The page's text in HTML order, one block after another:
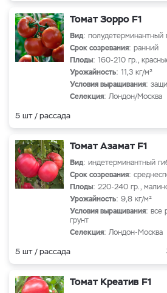
Томат Зорро F1
Вид: полудетерминантный
Срок созревания: ранний
Плоды: 160-210 гр.,
Урожайность: 11,3 кг/м²
Условия выращивания:
Селекция: Лондон/Москва
5 шт / рассада
Томат Азамат F1
Вид: индетерминантный
Срок созревания:
Плоды: 220-240 гр.,
Урожайность: 9,8 кг/м²
Условия выращивания: все
грунт
Селекция: Лондон-Москва
5 шт / рассада
Томат Креатив F1